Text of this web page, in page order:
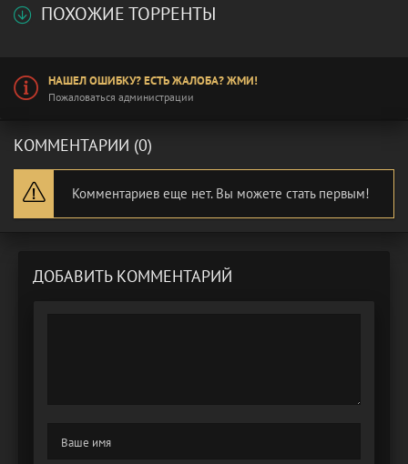
ПОХОЖИЕ ТОРРЕНТЫ
НАШЕЛ ОШИБКУ? ЕСТЬ ЖАЛОБА? ЖМИ!
Пожаловаться администрации
КОММЕНТАРИИ (0)
Комментариев еще нет. Вы можете стать первым!
ДОБАВИТЬ КОММЕНТАРИЙ